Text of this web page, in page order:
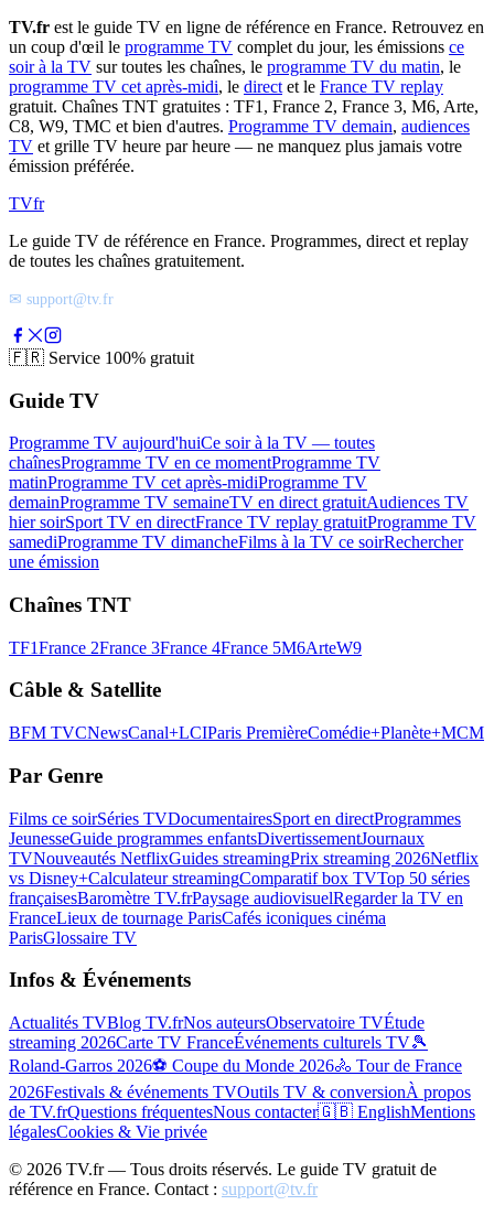
TV.fr est le guide TV en ligne de référence en France. Retrouvez en
un coup d'œil le programme TV complet du jour, les émissions ce
soir à la TV sur toutes les chaînes, le programme TV du matin, le
programme TV cet après-midi, le direct et le France TV replay
gratuit. Chaînes TNT gratuites : TF1, France 2, France 3, M6, Arte,
C8, W9, TMC et bien d'autres. Programme TV demain, audiences
TV et grille TV heure par heure — ne manquez plus jamais votre
émission préférée.
TVfr
Le guide TV de référence en France. Programmes, direct et replay
de toutes les chaînes gratuitement.
✉ support@tv.fr
🇫🇷 Service 100% gratuit
Guide TV
Programme TV aujourd'huiCe soir à la TV — toutes
chaînesProgramme TV en ce momentProgramme TV
matinProgramme TV cet après-midiProgramme TV
demainProgramme TV semaineTV en direct gratuitAudiences TV
hier soirSport TV en directFrance TV replay gratuitProgramme TV
samediProgramme TV dimancheFilms à la TV ce soirRechercher
une émission
Chaînes TNT
TF1France 2France 3France 4France 5M6ArteW9
Câble & Satellite
BFM TVCNewsCanal+LCIParis PremièreComédie+Planète+MCM
Par Genre
Films ce soirSéries TVDocumentairesSport en directProgrammes
JeunesseGuide programmes enfantsDivertissementJournaux
TVNouveautés NetflixGuides streamingPrix streaming 2026Netflix
vs Disney+Calculateur streamingComparatif box TVTop 50 séries
françaisesBaromètre TV.frPaysage audiovisuelRegarder la TV en
FranceLieux de tournage ParisCafés iconiques cinéma
ParisGlossaire TV
Infos & Événements
Actualités TVBlog TV.frNos auteursObservatoire TVÉtude
streaming 2026Carte TV FranceÉvénements culturels TV🎾
Roland-Garros 2026⚽ Coupe du Monde 2026🚴 Tour de France
2026Festivals & événements TVOutils TV & conversionÀ propos
de TV.frQuestions fréquentesNous contacter🇬🇧 EnglishMentions
légalesCookies & Vie privée
© 2026 TV.fr — Tous droits réservés. Le guide TV gratuit de
référence en France. Contact : support@tv.fr